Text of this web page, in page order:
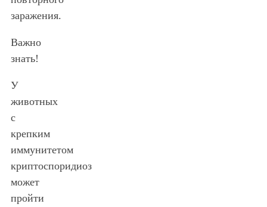
заражения.
Важно
знать!
У
животных
с
крепким
иммунитетом
криптоспоридиоз
может
пройти